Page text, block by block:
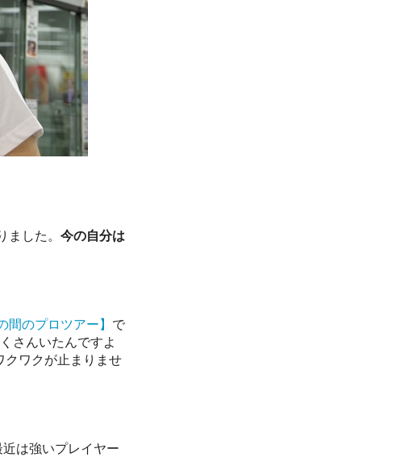
した。 今の自分は
間のプロツアー】 で
さんいたんですよ
クワクが止まりませ
は強いプレイヤー